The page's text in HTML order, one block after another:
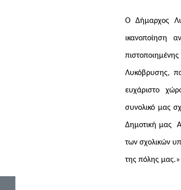
Ο Δήμαρχος
ικανοποίηση
Λυκόβρυσης,
ευχάριστο
συνολικό μας
Δημοτική μας
των σχολικών
της πόλης μας.»